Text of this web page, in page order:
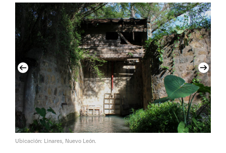
Previous
Ubicación: Linares, Nuevo León.
Next